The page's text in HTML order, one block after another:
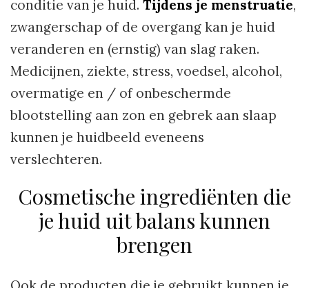
conditie van je huid. Tijdens je menstruatie,
zwangerschap of de overgang kan je huid
veranderen en (ernstig) van slag raken.
Medicijnen, ziekte, stress, voedsel, alcohol,
overmatige en / of onbeschermde
blootstelling aan zon en gebrek aan slaap
kunnen je huidbeeld eveneens
verslechteren.
Cosmetische ingrediënten die
je huid uit balans kunnen
brengen